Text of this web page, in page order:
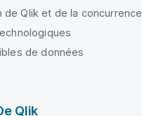
de Qlik et de la concurrence
de données
Qlik